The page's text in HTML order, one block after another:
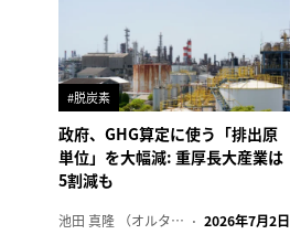
#脱炭素
政府、GHG算定に使う「排出原
単位」を大幅減: 重厚長大産業は
5割減も
池田 真隆 （オルタナ輪番編集長） 2026年7月2日